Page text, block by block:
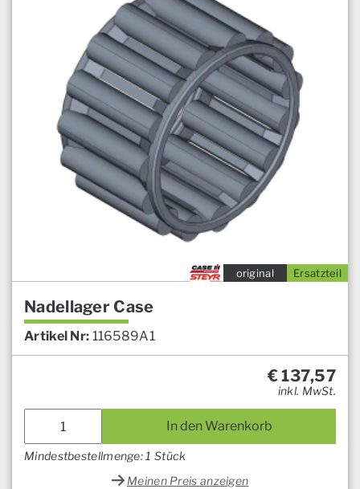
Ersatzteil
original
Nadellager Case
Artikel Nr: 116589A1
€137,57
inkl. MwSt.
In den Warenkorb
Mindestbestellmenge: 1 Stück
Meinen Preis anzeigen